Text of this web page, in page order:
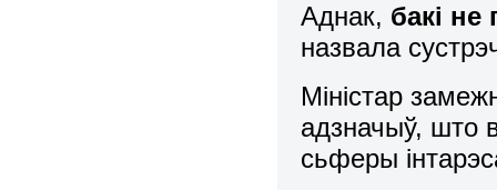
Аднак, бакі
назвала
Міністар
адзначыў, што
сьферы